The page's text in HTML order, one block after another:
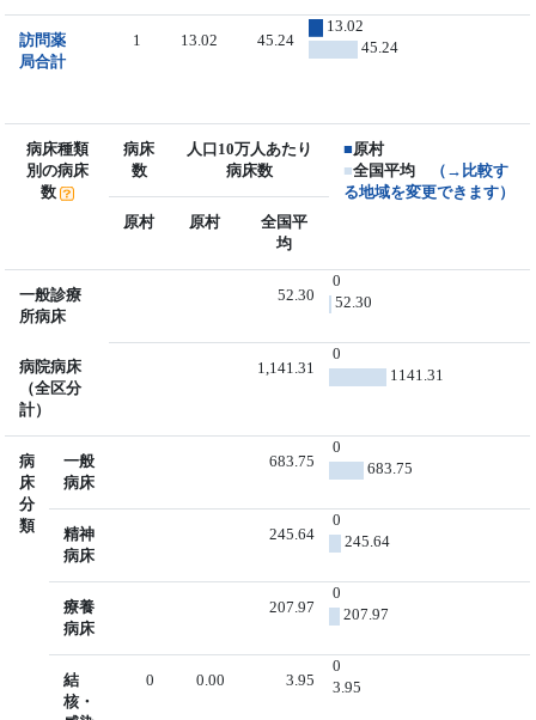
訪問薬
局合計
1 13.02 45.24
13.02
45.24
病床種類
別の病床
数
病床
数
人口10万人あたり
病床数
■原村
■全国平均
（→比較す
る地域を変更できます）
原村
原村
全国平
均
一般診療
所病床
52.30
0
52.30
病院病床
（全区分
計）
1,141.31
0
1141.31
病
床
分
類
一般
病床
683.75
0
683.75
精神
病床
245.64
0
245.64
療養
病床
207.97
0
207.97
結
核・
0 0.00 3.95
0
3.95